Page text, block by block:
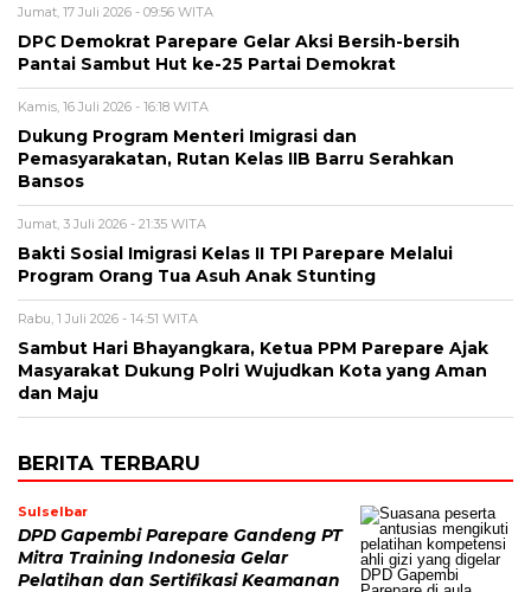
Jumat, 17 Juli 2026 - 09:56 WITA
DPC Demokrat Parepare Gelar Aksi Bersih-bersih
Pantai Sambut Hut ke-25 Partai Demokrat
Kamis, 16 Juli 2026 - 16:18 WITA
Dukung Program Menteri Imigrasi dan
Pemasyarakatan, Rutan Kelas IIB Barru Serahkan
Bansos
Jumat, 3 Juli 2026 - 21:35 WITA
Bakti Sosial Imigrasi Kelas II TPI Parepare Melalui
Program Orang Tua Asuh Anak Stunting
Rabu, 1 Juli 2026 - 14:51 WITA
Sambut Hari Bhayangkara, Ketua PPM Parepare Ajak
Masyarakat Dukung Polri Wujudkan Kota yang Aman
dan Maju
BERITA TERBARU
Sulselbar
DPD Gapembi Parepare Gandeng PT
Mitra Training Indonesia Gelar
Pelatihan dan Sertifikasi Keamanan